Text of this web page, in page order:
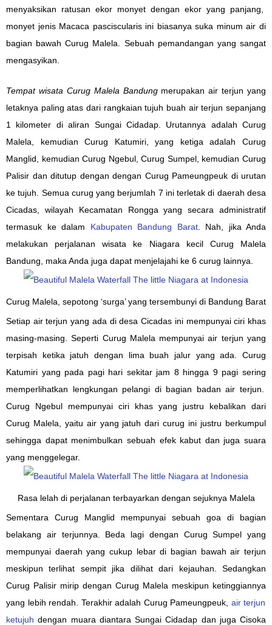
menyaksikan ratusan ekor monyet dengan ekor yang panjang
monyet jenis Macaca pasciscularisini biasanya suka minum air di
bagian bawahCurug Malela. Sebuah pemandangan yangsangat
mengasyikan.
Tempat wisata Curug Malela Bandung merupakan air terjun yang
letaknya paling atas dari rangkaian tujuh buah air terjun sepanjang
1 kilometer dialiran Sungai Cidadap. Urutannya adalah Curug
Malela, kemudian Curug Katumiri, yang ketiga adalah Curug
Manglid, kemudian Curug Ngebul, Curug Sumpel, kemudian Curug
Palisir dan ditutup dengan dengan Curug Pameungpeuk di urutan
ke tujuh. Semua curugyang berjumlah 7 ini terletak di daerahdesa
Cicadas, wilayah Kecamatan Rongga yang secara administratif
termasuk ke dalam Kabupaten Bandung Barat.
Nah, jika Anda
melakukan perjalanan wisata ke Niagara kecil Curug Malela
Bandung, maka Anda juga dapat menjelajahi ke 6 curug lainnya.
Curug Malela, sepotong ‘surga’ yang tersembunyi di Bandung Barat
Setiap air terjun yang ada di desa Cicadas ini mempunyaiciri khas
masing-masing . Seperti Curug Malela mempunyai air terjun yang
terpisah ketika jatuh dengan lima buah jalur yang ada. Curug
Katumiri yang pada pagi hari sekitar jam 8hingga 9 pagisering
memperlihatkan lengkungan pelangi di bagian badan air terjun.
Curug Ngebul mempunyai ciri khas yang justru kebalikan dari
Curug Malela, yaitu air yang jatuh dari curug ini justru berkumpul
sehingga dapat menimbulkan sebuah efek kabut dan juga suara
yang menggelegar.
Rasa lelah di perjalanan terbayarkan dengan sejuknya Malela
Sementara Curug Manglid mempunyai sebuah goa di bagian
belakang air terjunnya. Beda lagi dengan Curug Sumpel yang
mempunyai daerahyang cukup lebardi bagian bawah air terjun
meskipun terlihat sempit jika dilihat dari kejauhan. Sedangkan
Curug Palisir mirip dengan Curug Malela meskipun ketinggiannya
yang lebih rendah. Terakhiradalah Curug Pameungpeuk air terjun
ketujuh dengan muara diantara Sungai Cidadap dan juga Cisoka